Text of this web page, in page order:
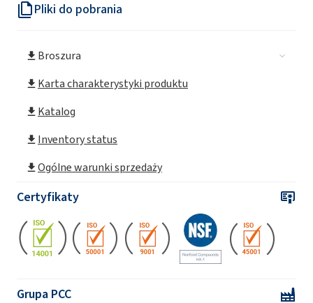
Pliki do pobrania
Broszura
Karta charakterystyki produktu
Katalog
Inventory status
Ogólne warunki sprzedaży
Certyfikaty
Grupa PCC
Rokolub® 50-B-460 (PAG)